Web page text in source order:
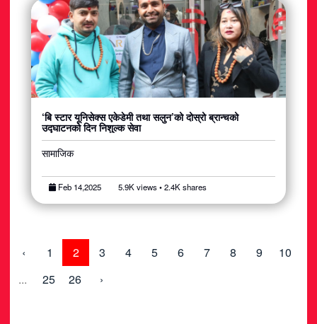
‘बि स्टार यूनिसेक्स एकेडेमी तथा सलुन’को दोस्रो ब्रान्चको
उद्घाटनको दिन निशुल्क सेवा
सामाजिक
Feb 14,2025 5.9K views • 2.4K shares
‹ 1 2 3 4 5 6 7 8 9
10
...
25 26 ›